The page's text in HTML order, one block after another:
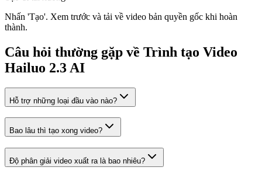
Nhấn 'Tạo'. Xem trước và tải về video bản quyền gốc khi hoàn
thành.
Câu hỏi thường gặp về Trình tạo Video
Hailuo 2.3 AI
Hỗ trợ những loại đầu vào nào?
Bao lâu thì tạo xong video?
Độ phân giải video xuất ra là bao nhiêu?